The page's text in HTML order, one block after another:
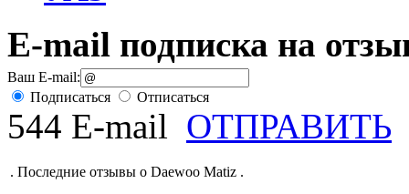
E-mail подписка на
Ваш E-mail:
Подписаться
Отписаться
544 E-mail ОТПРАВИТЬ
. Последние отзывы о Daewoo Matiz .